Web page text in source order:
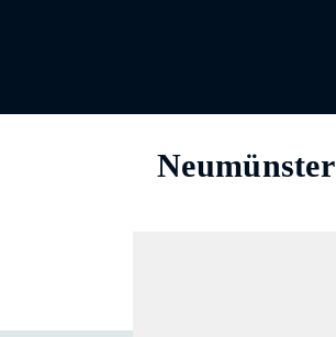
Aussteller werden!Neumünster